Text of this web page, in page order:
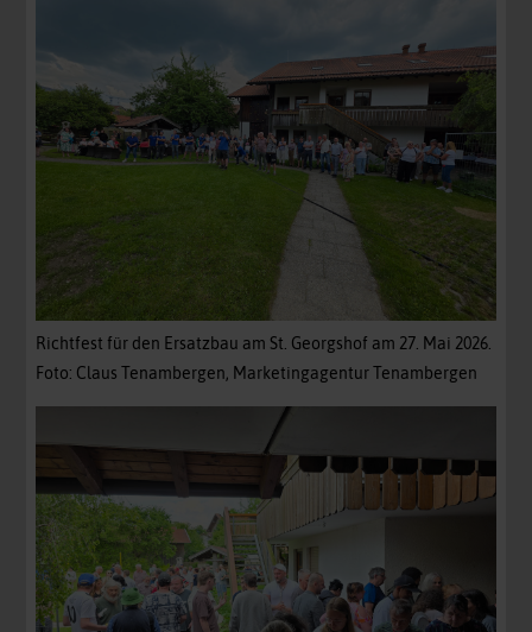
Richtfest für den Ersatzbau am St. Georgshof am 27. Mai 2026.
Foto: Claus Tenambergen, Marketingagentur Tenambergen